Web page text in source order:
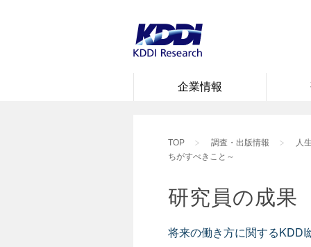
企業情報
TOP 調査・出版情報
人
ちがすべきこと～
研究員の成果
将来の働き方に関する